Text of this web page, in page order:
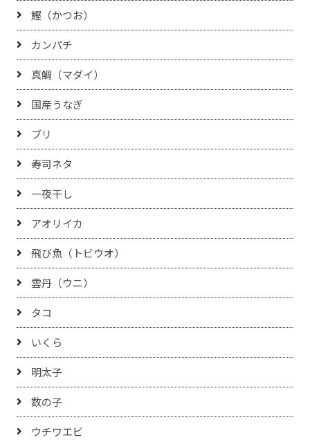
鰹（かつお）
カンパチ
真鯛（マダイ）
国産うなぎ
ブリ
寿司ネタ
一夜干し
アオリイカ
飛び魚（トビウオ）
雲丹（ウニ）
タコ
いくら
明太子
数の子
ウチワエビ